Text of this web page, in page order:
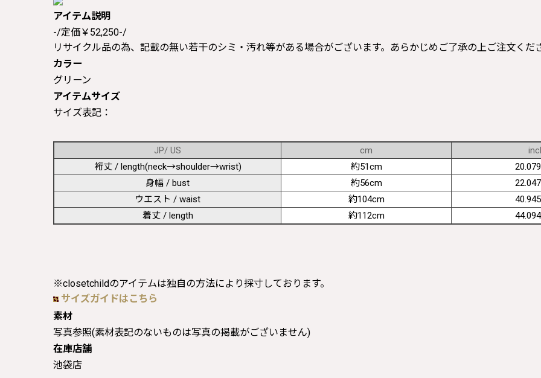
アイテム説明
-/定価￥52,250-/
リサイクル品の為、記載の無い若干のシミ・汚れ等がある場合がございます。あらかじめご了承の上ご注文くだ
カラー
グリーン
アイテムサイズ
サイズ表記：
JP/ US cm
裄丈 / length(neck→shoulder→wrist)
約51cm
身幅 / bust
約56cm
ウエスト / waist
約104cm
着丈 / length
約112cm
※closetchildのアイテムは独自の方法により採寸しております。
サイズガイドはこちら
素材
写真参照(素材表記のないものは写真の掲載がございません)
在庫店舗
池袋店